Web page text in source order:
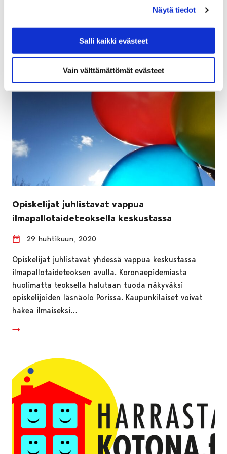
Näytä tiedot
Salli kaikki evästeet
Vain välttämättömät evästeet
Opiskelijat juhlistavat vappua
ilmapallotaideteoksella keskustassa
29 huhtikuun, 2020
Opiskelijat juhlistavat yhdessä vappua keskustassa
ilmapallotaideteoksen avulla. Koronaepidemiasta
huolimatta teoksella halutaan tuoda näkyväksi
opiskelijoiden läsnäolo Porissa. Kaupunkilaiset voivat
hakea ilmaiseksi…